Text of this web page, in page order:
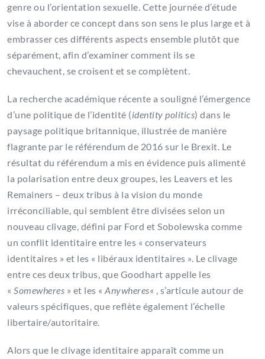
genre ou l’orientation sexuelle. Cette journée d’étude
vise à aborder ce concept dans son sens le plus large et à
embrasser ces différents aspects ensemble plutôt que
séparément, afin d’examiner comment ils se
chevauchent, se croisent et se complètent.
La recherche académique récente a souligné l’émergence
d’une politique de l’identité (identity politics) dans le
paysage politique britannique, illustrée de manière
flagrante par le référendum de 2016 sur le Brexit. Le
résultat du référendum a mis en évidence puis alimenté
la polarisation entre deux groupes, les Leavers et les
Remainers – deux tribus à la vision du monde
irréconciliable, qui semblent être divisées selon un
nouveau clivage, défini par Ford et Sobolewska comme
un conflit identitaire entre les « conservateurs
identitaires » et les « libéraux identitaires ». Le clivage
entre ces deux tribus, que Goodhart appelle les
« Somewheres » et les « Anywheres« , s’articule autour de
valeurs spécifiques, que reflète également l’échelle
libertaire/autoritaire.
Alors que le clivage identitaire apparaît comme un